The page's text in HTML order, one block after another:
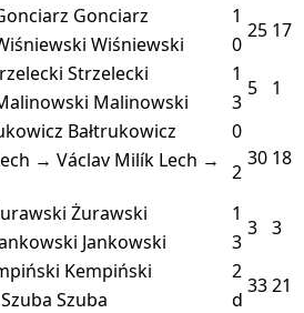
Gonciarz 1
25 17
Wiśniewski
0
Strzelecki 1
5 1
Malinowski 3
Bałtrukowicz
0
30 18
→ Václav Milík Lech →
2
Żurawski 1
3 3
Jankowski
3
Kempiński 2
3321
Szuba
d